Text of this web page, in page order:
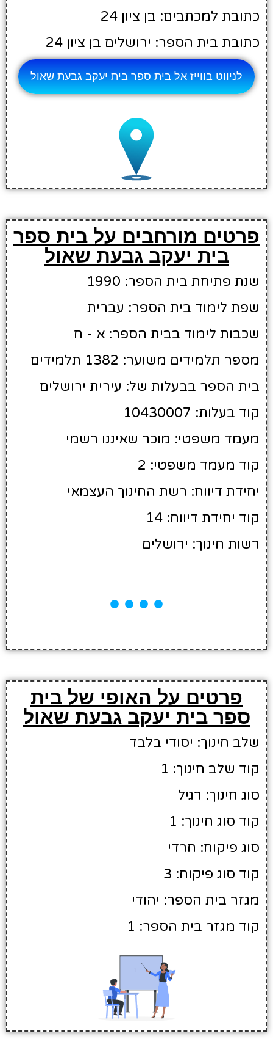
כתובת למכתבים: בן ציון 24
כתובת בית הספר: ירושלים בן ציון 24
לניווט בווייז אל בית ספר בית יעקב גבעת שאול
פרטים מורחבים על בית ספר
בית יעקב גבעת שאול
שנת פתיחת בית הספר: 1990
שפת לימוד בית הספר: עברית
שכבות לימוד בבית הספר: א - ח
מספר תלמידים משוער: 1382 תלמידים
בית הספר בבעלות של: עירית ירושלים
קוד בעלות: 10430007
מעמד משפטי: מוכר שאיננו רשמי
קוד מעמד משפטי: 2
יחידת דיווח: רשת החינוך העצמאי
קוד יחידת דיווח: 14
רשות חינוך: ירושלים
פרטים על האופי של בית
ספר בית יעקב גבעת שאול
שלב חינוך: יסודי בלבד
קוד שלב חינוך: 1
סוג חינוך: רגיל
קוד סוג חינוך: 1
סוג פיקוח: חרדי
קוד סוג פיקוח: 3
מגזר בית הספר: יהודי
קוד מגזר בית הספר: 1